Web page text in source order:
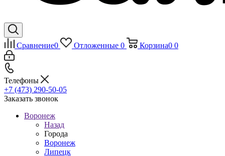
Сравнение0 Отложенные 0 Корзина0 0
Телефоны
+7 (473) 290-50-05
Заказать звонок
Воронеж
Назад
Города
Воронеж
Липецк